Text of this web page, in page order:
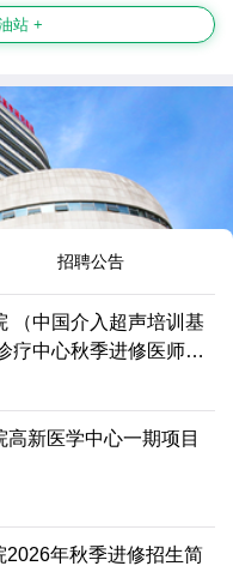
站 +
招聘公告
（中国介入超声培训基
疗中心秋季进修医师招
高新医学中心一期项目
2026年秋季进修招生简